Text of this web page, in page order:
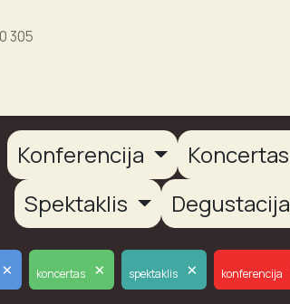
305
Konferencija Koncertas
Spektaklis
Degustacija
× koncertas × spektaklis × konferencija